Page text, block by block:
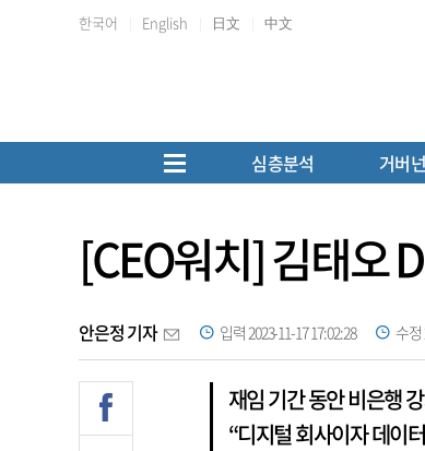
한국어 English 日文 中文
심층분석 거버
[CEO워치] 김태오
안은정 기자 입력 2023-11-17 17:02:28 수정
재임 기간 동안 비은행
“디지털 회사이자 데이